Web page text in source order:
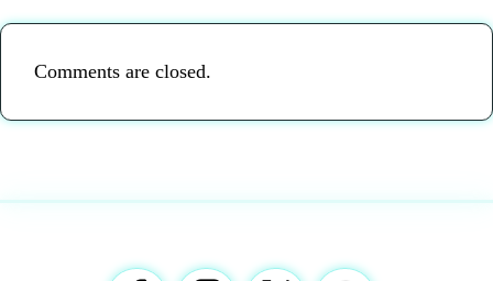
Comments are closed.